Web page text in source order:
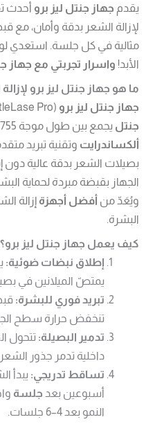
يقدم جهاز جنتل ليز برو أحدث
لإزالة الشعر بدقة وأمان، مع
مثالية في كل جلسة. استعدي
الأبد! واسرار تجربتي مع جهاز
ما هو جهاز جنتل ليز برو
جهاز جنتل ليز برو (GentleLase Pro) هو حل
جنتل يجمع بين طول موجة 755 نانومتر لأشعة
ألكساندرايت وتقنية تبريد
بصيلات الشعر بدقة عالية دون
الجهاز بقبضة مبردة لحماية
ويُعَدّ منأفضل أجهزة إزالة
البشرة.
كيف يعمل جهاز جنتل ليز برو؟
إطلاق نبضات ضوئية:
يمتصّ الميلانين في
تبريد فوري للبشرة:
تنخفض حرارة سطح الجلد
تدمير البصيلة: تتحول
داخلية تدمر جذور
تساقط تدريجي: يبدأ
أسبوعين بعد جلسة
النمو بعد 4–6 جلسات.